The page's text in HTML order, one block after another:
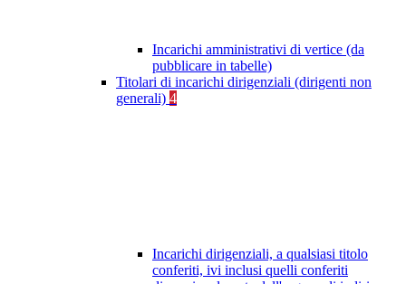
Incarichi amministrativi di vertice (da
pubblicare in tabelle)
Titolari di incarichi dirigenziali (dirigenti non
generali) 4
Incarichi dirigenziali, a qualsiasi titolo
conferiti, ivi inclusi quelli conferiti